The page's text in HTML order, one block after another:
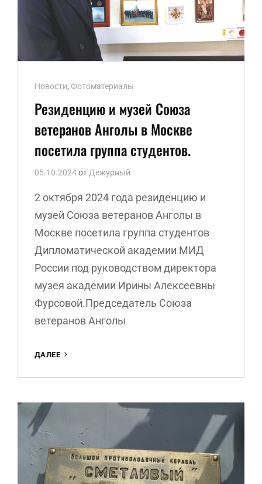
Ссылки
рубрик
Новости, Фотоматериалы
Резиденцию и музей Союза
ветеранов Анголы в Москве
посетила группа студентов.
05.10.2024от Дежурный
2 октября 2024 года резиденцию и
музей Союза ветеранов Анголы в
Москве посетила группа студентов
Дипломатической академии МИД
России под руководством директора
музея академии Ирины Алексеевны
Фурсовой.Председатель Союза
ветеранов Анголы
ДАЛЕЕ
МУЗЕЙ
ВЕТЕРАНОВ
МОСКВЕ
ПОСЕТИЛА
ГРУППА
СТУДЕНТОВ.